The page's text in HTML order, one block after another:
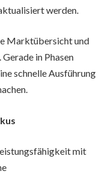
werden.
Marktübersicht und
in Phasen
schnelle Ausführung
mit